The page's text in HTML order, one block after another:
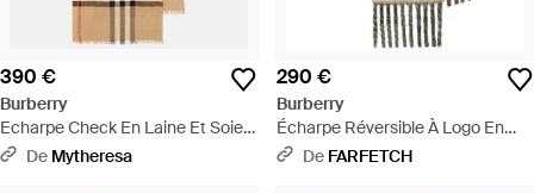
390 €
Burberry
Echarpe Check En Laine Et Soie -
Neutre
De Mytheresa
290 €
Burberry
Écharpe Réversible À Logo En
Intarsia - Métallisé
De FARFETCH